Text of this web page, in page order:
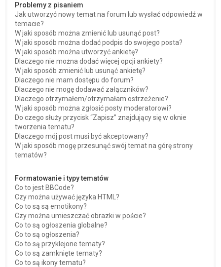
Problemy z pisaniem
Jak utworzyć nowy temat na forum lub wysłać odpowiedź w
temacie?
W jaki sposób można zmienić lub usunąć post?
W jaki sposób można dodać podpis do swojego posta?
W jaki sposób można utworzyć ankietę?
Dlaczego nie można dodać więcej opcji ankiety?
W jaki sposób zmienić lub usunąć ankietę?
Dlaczego nie mam dostępu do forum?
Dlaczego nie mogę dodawać załączników?
Dlaczego otrzymałem/otrzymałam ostrzeżenie?
W jaki sposób można zgłosić posty moderatorowi?
Do czego służy przycisk “Zapisz” znajdujący się w oknie
tworzenia tematu?
Dlaczego mój post musi być akceptowany?
W jaki sposób mogę przesunąć swój temat na górę strony
tematów?
Formatowanie i typy tematów
Co to jest BBCode?
Czy można używać języka HTML?
Co to są są emotikony?
Czy można umieszczać obrazki w poście?
Co to są ogłoszenia globalne?
Co to są ogłoszenia?
Co to są przyklejone tematy?
Co to są zamknięte tematy?
Co to są ikony tematu?